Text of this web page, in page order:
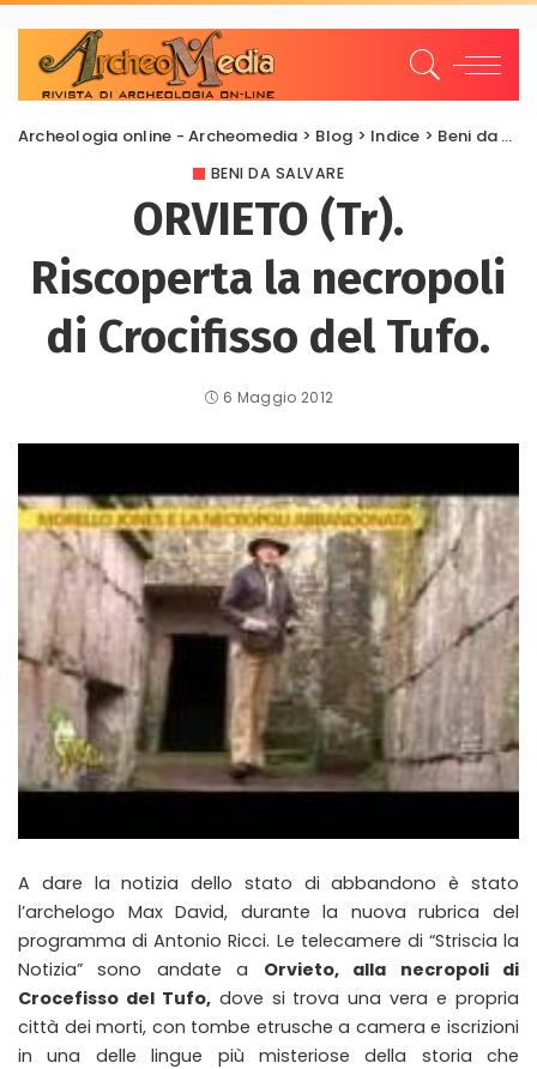
Archeologia online - Archeomedia > Blog > Indice > Beni da salvare
BENI DA SALVARE
ORVIETO (Tr).
Riscoperta la necropoli
di Crocifisso del Tufo.
6 Maggio 2012
A dare la notizia dello stato di abbandono è stato
l’archelogo Max David, durante la nuova rubrica del
programma di Antonio Ricci. Le telecamere di “Striscia la
Notizia” sono andate a Orvieto, alla necropoli di
Crocefisso del Tufo,dove si trova una vera e propria
città dei morti, con tombe etrusche a camera e iscrizioni
in una delle lingue più misteriose della storia che